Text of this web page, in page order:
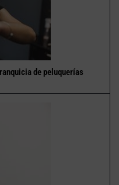
de peluquerías